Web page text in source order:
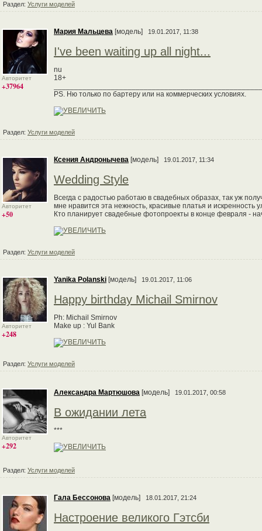
Раздел: Услуги моделей
Авторитет
+37964
Мария Мальцева [модель] 19.01.2017, 11:38
I've been waiting up all night...
nu
18+
PS. Ню только по бартеру или на коммерческих условиях.
Раздел: Услуги моделей
Авторитет
+50
Ксения Андронычева [модель] 19.01.2017, 11:34
Wedding Style
Всегда с радостью работаю в свадебных образах, так уж
мне нравится эта нежность, красивые платья и искренность
Кто планирует свадебные фотопроекты в конце февраля -
Раздел: Услуги моделей
Авторитет
+248
Yanika Polanski [модель] 19.01.2017, 11:06
Happy birthday Michail Smirnov
Ph: Michail Smirnov
Make up : Yul Bank
Раздел: Услуги моделей
Авторитет
+292
Александра Мартюшова [модель] 19.01.2017, 00:58
В ожидании лета
***
Раздел: Услуги моделей
Гала Бессонова [модель] 18.01.2017, 21:24
Настроение великого Гэтсби